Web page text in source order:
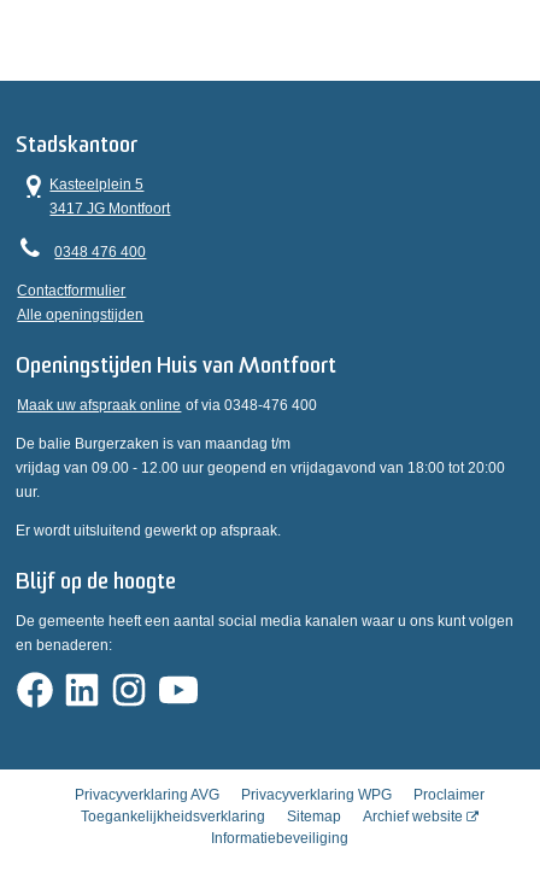
Stadskantoor
Kasteelplein 5
3417 JG Montfoort
0348 476 400
Contactformulier
Alle openingstijden
Openingstijden Huis van Montfoort
Maak uw afspraak online of via 0348-476 400
De balie Burgerzaken is van maandag t/m
vrijdag van 09.00 - 12.00 uur geopend en vrijdagavond van 18:00 tot 20:00
uur.
Er wordt uitsluitend gewerkt op afspraak.
Blijf op de hoogte
De gemeente heeft een aantal social media kanalen waar u ons kunt volgen
en benaderen:
Privacyverklaring AVG Privacyverklaring WPG
Proclaimer
Toegankelijkheidsverklaring
Sitemap
Archief website
Informatiebeveiliging